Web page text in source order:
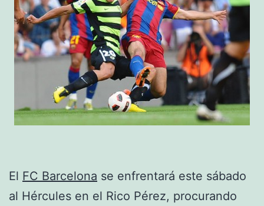
El FC Barcelona se enfrentará este sábado
al Hércules en el Rico Pérez, procurando